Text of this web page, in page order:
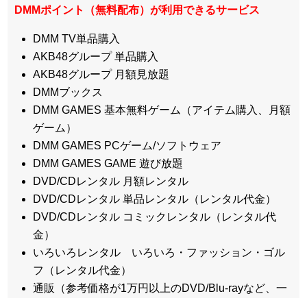
DMMポイント（無料配布）が利用できるサービス
DMM TV単品購入
AKB48グループ 単品購入
AKB48グループ 月額見放題
DMMブックス
DMM GAMES 基本無料ゲーム（アイテム購入、月額
ゲーム）
DMM GAMES PCゲーム/ソフトウェア
DMM GAMES GAME 遊び放題
DVD/CDレンタル 月額レンタル
DVD/CDレンタル 単品レンタル（レンタル代金）
DVD/CDレンタル コミックレンタル（レンタル代
金）
いろいろレンタル いろいろ・ファッション・ゴル
フ（レンタル代金）
通販（参考価格が1万円以上のDVD/Blu-rayなど、一